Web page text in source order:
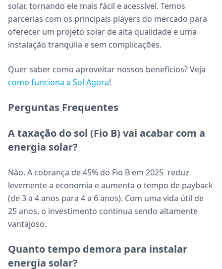
solar, tornando ele mais fácil e acessível. Temos
parcerias com os principais players do mercado para
oferecer um projeto solar de alta qualidade e uma
instalação tranquila e sem complicações.
Quer saber como aproveitar nossos benefícios? Veja
como funciona a Sol Agora!
Perguntas Frequentes
A taxação do sol (Fio B) vai acabar com a
energia solar?
Não. A cobrança de 45% do Fio B em 2025 reduz
levemente a economia e aumenta o tempo de payback
(de 3 a 4 anos para 4 a 6 anos). Com uma vida útil de
25 anos, o investimento continua sendo altamente
vantajoso.
Quanto tempo demora para instalar
energia solar?